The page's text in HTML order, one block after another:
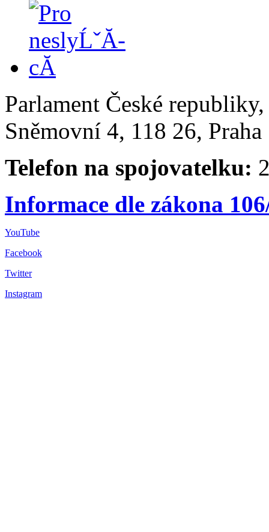
Parlament České
Sněmovní 4, 118 26,
Telefon na spojovatelku:
Informace dle zákona
YouTube
Facebook
Twitter
Instagram